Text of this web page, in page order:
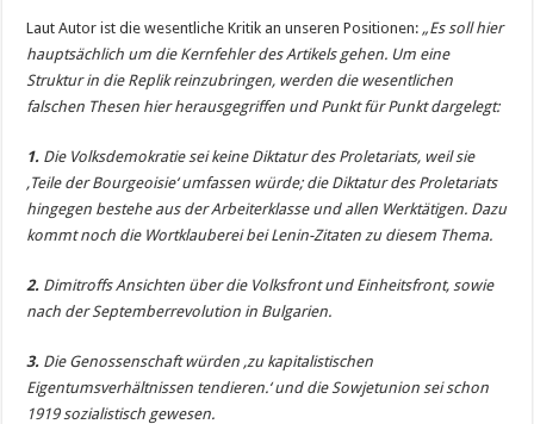
Laut Autor ist die wesentliche Kritik an unseren Positionen: „Es soll hier
hauptsächlich um die Kernfehler des Artikels gehen. Um eine
Struktur in die Replik reinzubringen, werden die wesentlichen
falschen Thesen hier herausgegriffen und Punkt für Punkt dargelegt:
1. Die Volksdemokratie sei keine Diktatur des Proletariats, weil sie
‚Teile der Bourgeoisie‘ umfassen würde; die Diktatur des Proletariats
hingegen bestehe aus der Arbeiterklasse und allen Werktätigen. Dazu
kommt noch die Wortklauberei bei Lenin-Zitaten zu diesem Thema.
2. Dimitroffs Ansichten über die Volksfront und Einheitsfront, sowie
nach der Septemberrevolution in Bulgarien.
3. Die Genossenschaft würden ‚zu kapitalistischen
Eigentumsverhältnissen tendieren.‘ und die Sowjetunion sei schon
1919 sozialistisch gewesen.